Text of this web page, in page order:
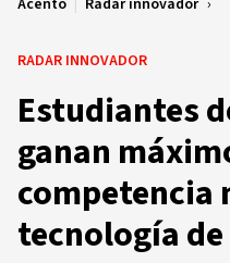
Acento | Radar innovador
RADAR INNOVADOR
Estudiantes
ganan
competencia
tecnología